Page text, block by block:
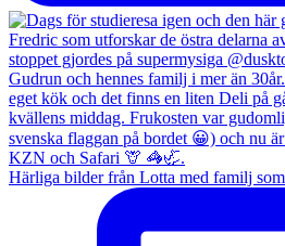
Härliga bilder från Lotta med familj